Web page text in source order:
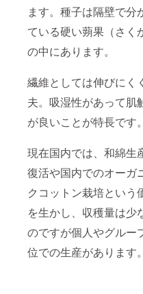
ます。種子は隔壁で分
ている硬い蒴果（さく
の中にあります。
繊維としては伸びにく
夫。吸湿性があって肌
が良いことが特長です。
現在国内では、和綿生
復活や国内でのオーガ
クコットン栽培という
を生かし、収穫量は少
のですが個人やグルー
位での生産があります。